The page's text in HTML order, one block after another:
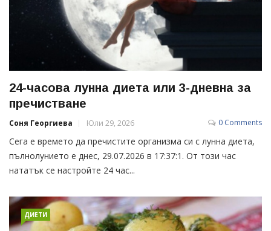
24-часова лунна диета или 3-дневна за
пречистване
Соня Георгиева Юли 29, 2026 0 Comments
Сега е времето да пречистите организма си с лунна диета,
пълнолунието е днес, 29.07.2026 в 17:37:1. От този час
нататък се настройте 24 час...
ДИЕТИ